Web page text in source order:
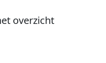
overzicht